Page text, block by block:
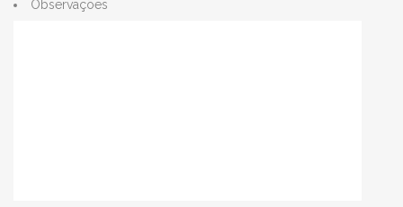
Observações